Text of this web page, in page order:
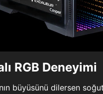
RGB Deneyimi
büyüsünü dilersen